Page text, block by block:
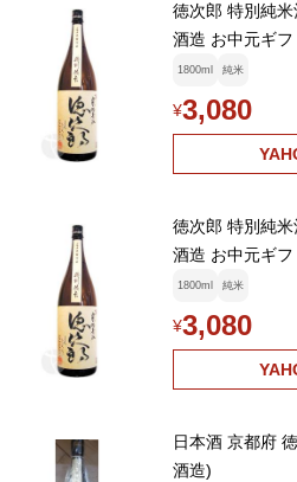
徳次郎 特別純
酒造 お中元ギフ
1800ml 純米
¥3,080
徳次郎 特別純
酒造 お中元ギフ
1800ml 純米
¥3,080
日本酒 京都府
酒造)